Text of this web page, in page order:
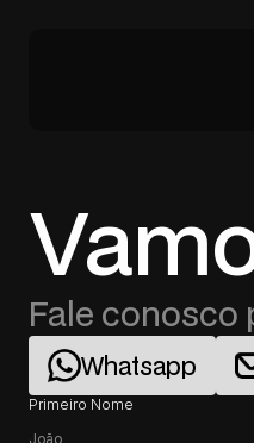
Fale conosco
Whatsapp
Primeiro Nome